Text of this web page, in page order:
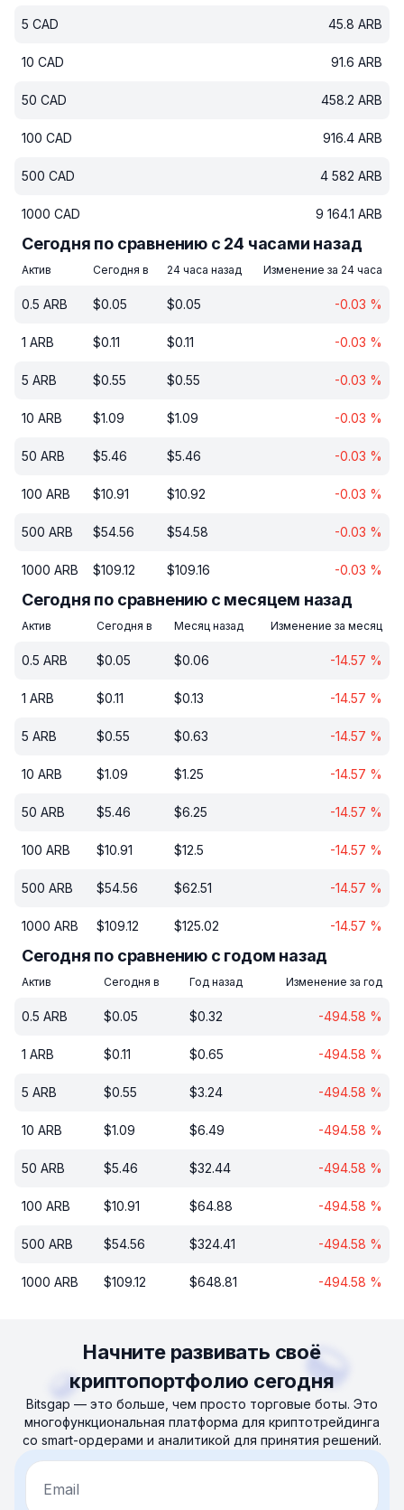
5 CAD 45.8 ARB
10 CAD 91.6 ARB
50 CAD 458.2 ARB
100 CAD 916.4 ARB
500 CAD 4 582 ARB
1000 CAD 9 164.1 ARB
Сегодня по сравнению с 24 часами назад
Актив Сегодня в 24 часа назад Изменение за 24 часа
0.5 ARB $0.05 $0.05 -0.03 %
1 ARB $0.11 $0.11 -0.03 %
5 ARB $0.55 $0.55 -0.03 %
10 ARB $1.09 $1.09 -0.03 %
50 ARB $5.46 $5.46 -0.03 %
100 ARB $10.91 $10.92 -0.03 %
500 ARB $54.56 $54.58 -0.03 %
1000 ARB $109.12 $109.16 -0.03 %
Сегодня по сравнению с месяцем назад
Актив Сегодня в Месяц назад Изменение за месяц
0.5 ARB $0.05 $0.06 -14.57 %
1 ARB $0.11 $0.13 -14.57 %
5 ARB $0.55 $0.63 -14.57 %
10 ARB $1.09 $1.25 -14.57 %
50 ARB $5.46 $6.25 -14.57 %
100 ARB $10.91 $12.5 -14.57 %
500 ARB $54.56 $62.51 -14.57 %
1000 ARB $109.12 $125.02 -14.57 %
Сегодня по сравнению с годом назад
Актив Сегодня в Год назад Изменение за год
0.5 ARB $0.05 $0.32 -494.58 %
1 ARB $0.11 $0.65 -494.58 %
5 ARB $0.55 $3.24 -494.58 %
10 ARB $1.09 $6.49 -494.58 %
50 ARB $5.46 $32.44 -494.58 %
100 ARB $10.91 $64.88 -494.58 %
500 ARB $54.56 $324.41 -494.58 %
1000 ARB $109.12 $648.81 -494.58 %
Начните развивать своё
криптопортфолио сегодня
Bitsgap — это больше, чем просто торговые боты. Это
многофункциональная платформа для криптотрейдинга
со smart-ордерами и аналитикой для принятия решений.
Email